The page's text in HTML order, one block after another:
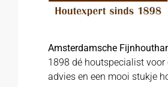
Amsterdamsche
1898 dé houtspecialist voor
advies en een mooi stukje